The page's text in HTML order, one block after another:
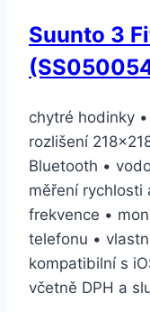
Suunto 3
chytré hodinky
rozlišení
Bluetooth •
měření rychlosti
frekvence •
telefonu •
kompatibilní s
včetně DPH a